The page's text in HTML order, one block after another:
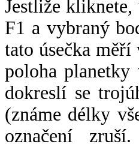
Jestliže kliknete,
F1 a vybraný
tato úsečka
poloha planetky
dokreslí se
(známe délky
označení